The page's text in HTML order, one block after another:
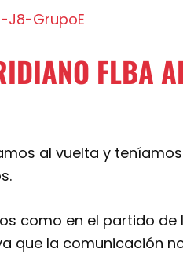
FLBA
al vuelta y
como en el partido
que la comunicación